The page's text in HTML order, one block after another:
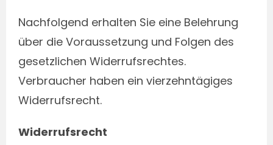
Nachfolgend erhalten Sie eine Belehrung
über die Voraussetzung und Folgen des
gesetzlichen Widerrufsrechtes.
Verbraucher haben ein vierzehntägiges
Widerrufsrecht.
Widerrufsrecht